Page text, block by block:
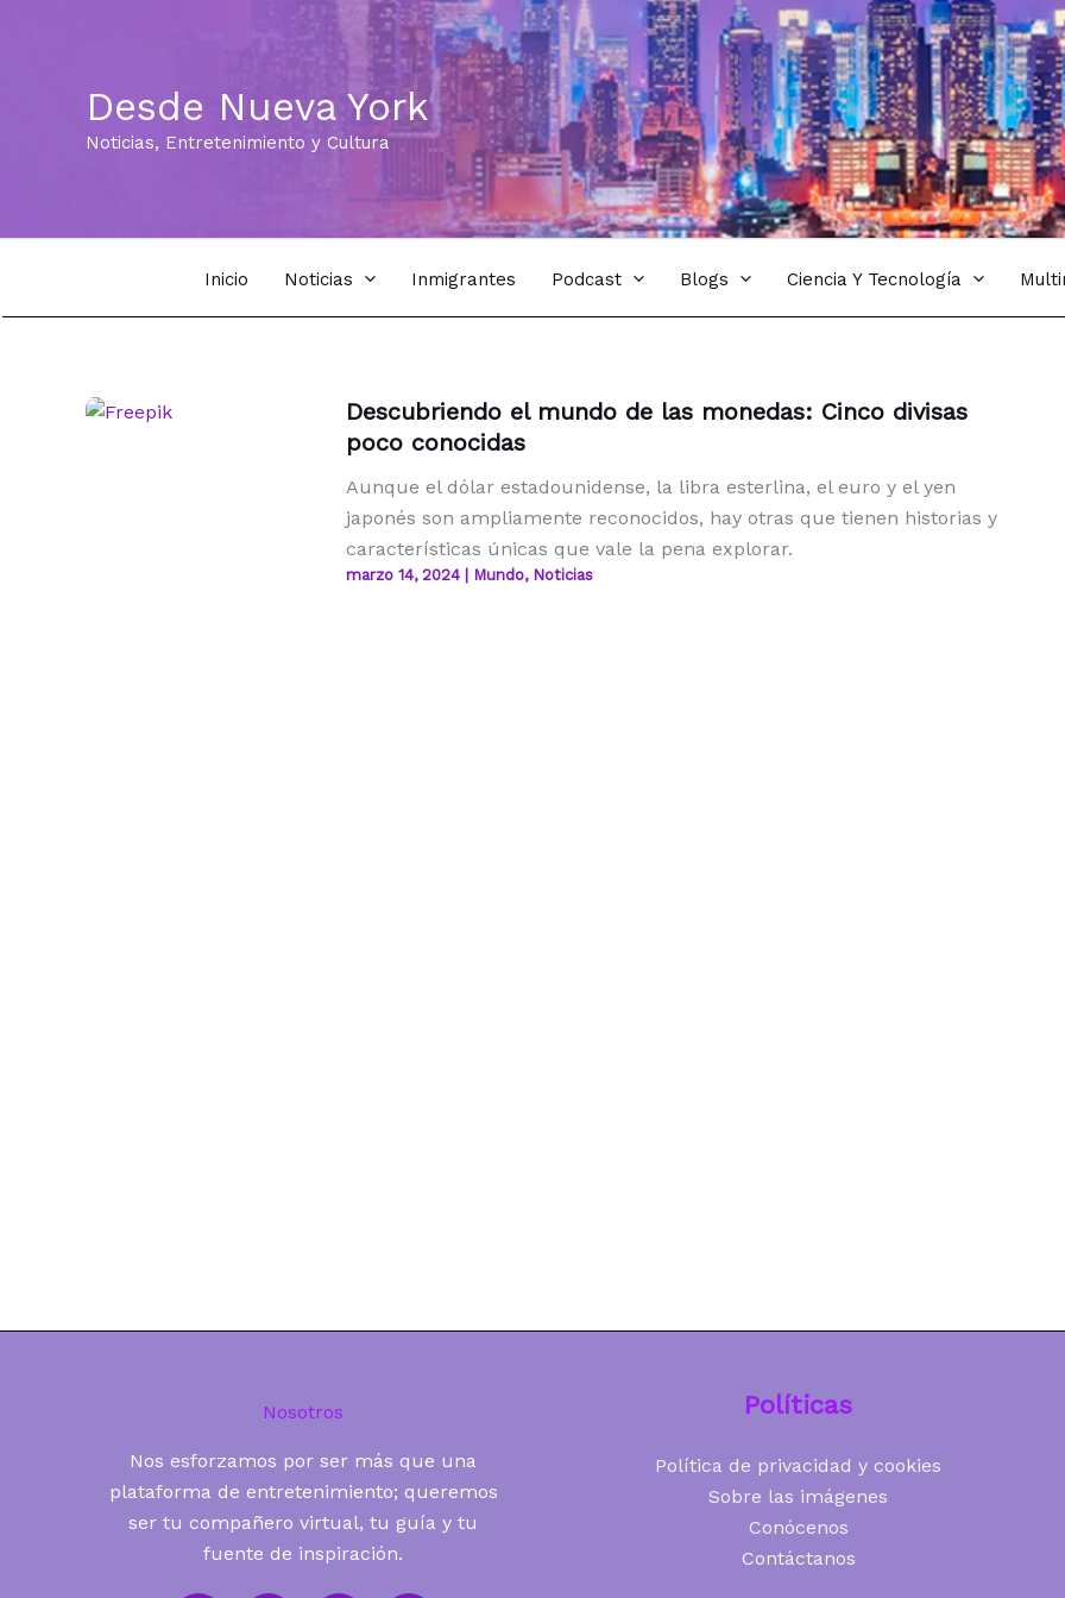
Desde Nueva York
Noticias, Entretenimiento y Cultura
Inicio Noticias Inmigrantes Podcast Blogs Ciencia Y Tecnología
Descubriendo el mundo de las monedas: Cinco divisas
poco conocidas
Aunque el dólar estadounidense, la libra esterlina, el euro y el yen
japonés son ampliamente reconocidos, hay otras que tienen historias y
características únicas que vale la pena explorar.
marzo 14, 2024 Mundo, Noticias
Nosotros
Nos esforzamos por ser más que una
plataforma de entretenimiento; queremos
ser tu compañero virtual, tu guía y tu
fuente de inspiración.
Políticas
Política de privacidad y cookies
Sobre las imágenes
Conócenos
Contáctanos